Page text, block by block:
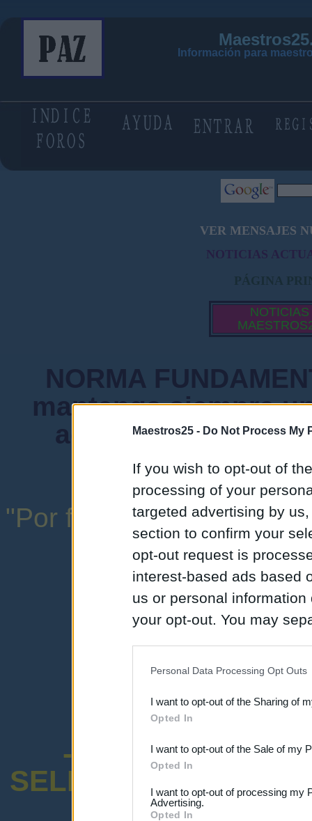
Maestros25 - Do Not Process My
If you wish to opt-out of
processing of your
targeted advertising by
section to confirm your
opt-out request is
interest-based ads based
us or personal
your opt-out. You may
Downstream Participants
third parties.
Personal Data Processing Opt Outs
I want to opt-out of the Sharing of
Opted In
I want to opt-out of the Sale of my
Opted In
I want to opt-out of processing my
Advertising.
Opted In
Información para
VER MENSAJES
NOTICIAS
PÁGINA
NOTICIAS
NORMA
mantenga siempre
admiten mensajes
instituciones
"Por favor, no abuse de
una expresión
-ENCUESTA
SELECTIVO